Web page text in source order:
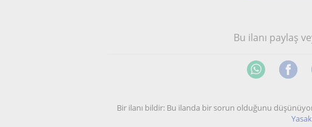
Bu ilanı paylaş
Bir ilanı bildir: Bu ilanda bir sorun olduğunu